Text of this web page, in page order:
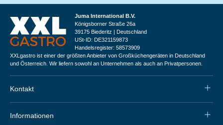
Juma International B.V.
Königsborner Straße 26a
39175 Biederitz | Deutschland
USt-ID: DE321159873
Handelsregister: 58573909
XXLgastro ist einer der größten Anbieter von Großküchengeräten in Deutschland
und Österreich. Wir liefern sowohl an Unternehmen als auch an Privatpersonen.
Kontakt
Informationen